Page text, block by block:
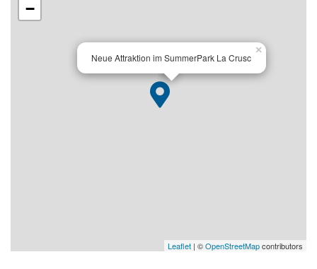
Neue Attraktion im SummerPark La Crusc
×
−
Leaflet | ©OpenStreetMapcontributors